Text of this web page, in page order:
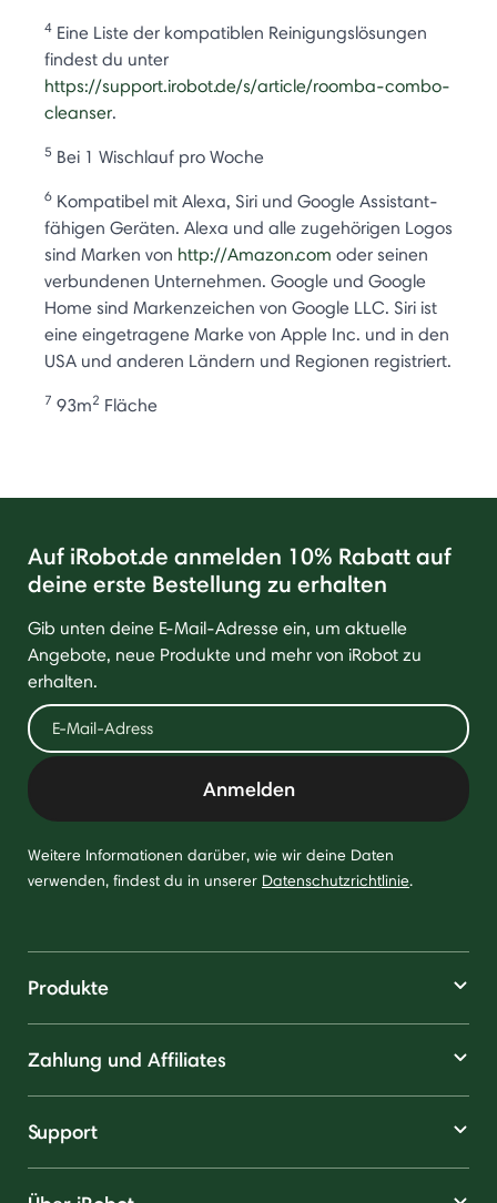
4 Eine Liste der kompatiblen Reinigungslösungen
findest du unter
https://support.irobot.de/s/article/roomba-combo-
cleanser.
5 Bei 1 Wischlauf pro Woche
6 Kompatibel mit Alexa, Siri und Google Assistant-
fähigen Geräten. Alexa und alle zugehörigen Logos
sind Marken von http://Amazon.com oder seinen
verbundenen Unternehmen. Google und Google
Home sind Markenzeichen von Google LLC. Siri ist
eine eingetragene Marke von Apple Inc. und in den
USA und anderen Ländern und Regionen registriert.
7 93m2 Fläche
Auf iRobot.de anmelden 10% Rabatt auf
deine erste Bestellung zu erhalten
Gib unten deine E-Mail-Adresse ein, um aktuelle
Angebote, neue Produkte und mehr von iRobot zu
erhalten.
Anmelden
Weitere Informationen darüber, wie wir deine Daten
verwenden, findest du in unserer Datenschutzrichtlinie.
Produkte
Zahlung und Affiliates
Support